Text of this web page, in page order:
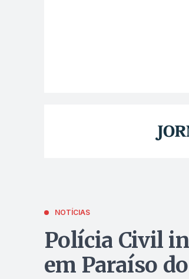
NOTÍCIAS
Polícia Civil
em Paraíso